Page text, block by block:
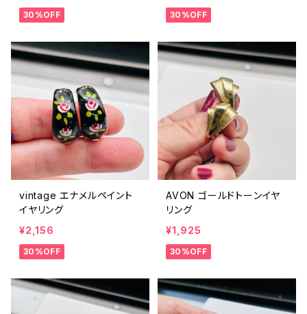
30%OFF 30%OFF
vintage エナメルペイント
イヤリング
¥2,156
30%OFF
AVON ゴールドトーンイヤ
リング
¥1,925
30%OFF